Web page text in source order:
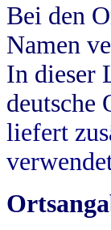
Bei den
Namen
In dieser
deutsche
liefert